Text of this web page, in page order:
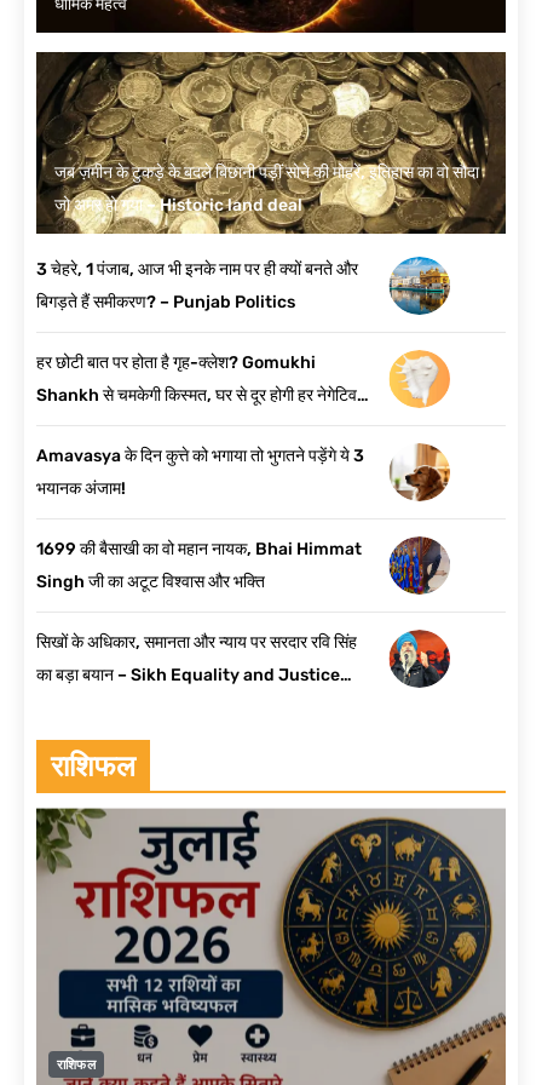
धार्मिक महत्व
जब ज़मीन के टुकड़े के बदले बिछानी पड़ीं सोने की मोहरें, इतिहास का वो सौदा
जो अमर हो गया – Historic land deal
3 चेहरे, 1 पंजाब, आज भी इनके नाम पर ही क्यों बनते और
बिगड़ते हैं समीकरण? – Punjab Politics
हर छोटी बात पर होता है गृह-क्लेश? Gomukhi
Shankh से चमकेगी किस्मत, घर से दूर होगी हर नेगेटिव
एनर्जी
Amavasya के दिन कुत्ते को भगाया तो भुगतने पड़ेंगे ये 3
भयानक अंजाम!
1699 की बैसाखी का वो महान नायक, Bhai Himmat
Singh जी का अटूट विश्वास और भक्ति
सिखों के अधिकार, समानता और न्याय पर सरदार रवि सिंह
का बड़ा बयान – Sikh Equality and Justice
राशिफल
राशिफल